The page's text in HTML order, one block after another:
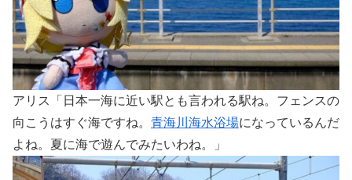
アリス「日本一海に近い駅とも言われる駅ね。フェンスの
向こうはすぐ海ですね。 青海川海水浴場になっているんだ
よね。夏に海で遊んでみたいわね。」